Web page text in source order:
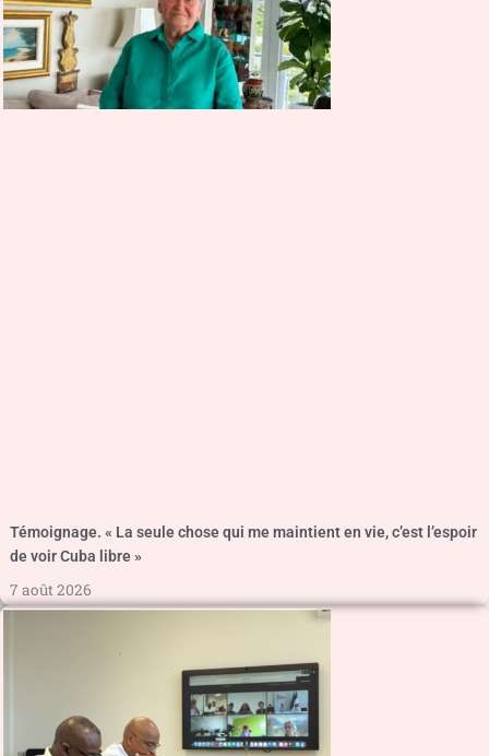
Témoignage. « La seule chose qui me maintient en vie, c’est l’espoir
de voir Cuba libre »
7 août 2026